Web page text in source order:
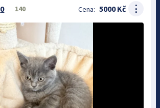
0 140 Cena: 5000 Kč ⋮